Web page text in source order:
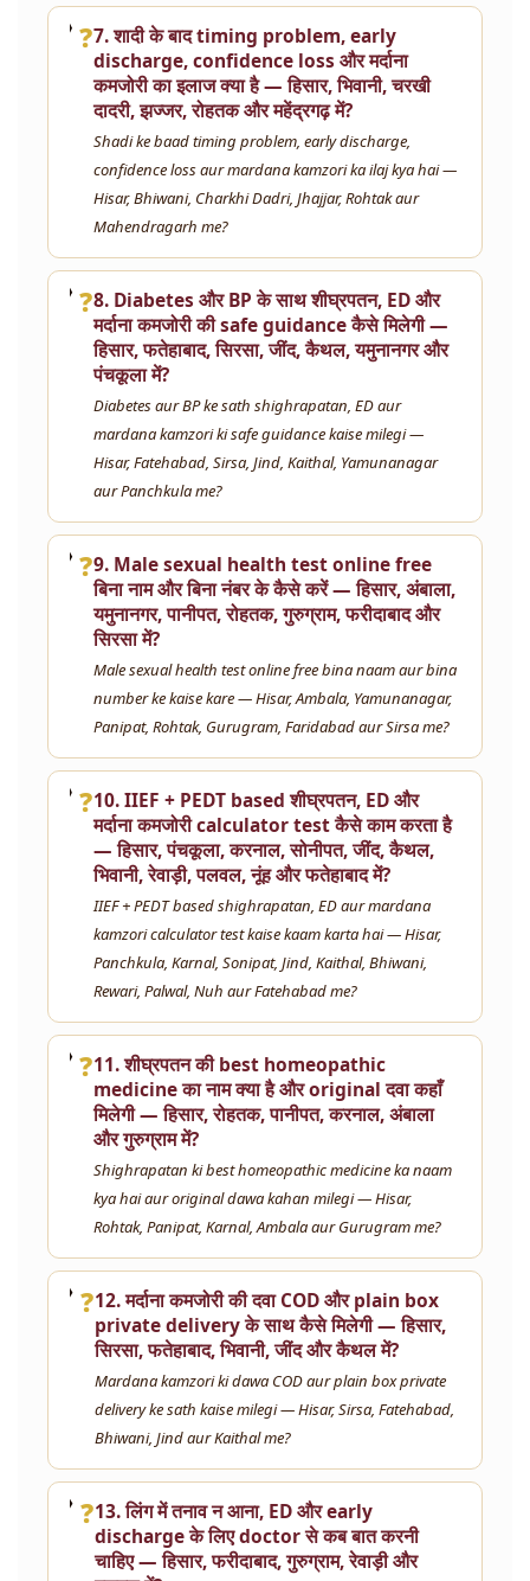
❓7. शादी के बाद timing problem, early
discharge, confidence loss और मर्दाना
कमजोरी का इलाज क्या है — हिसार, भिवानी, चरखी
दादरी, झज्जर, रोहतक और महेंद्रगढ़ में?
Shadi ke baad timing problem, early discharge,
confidence loss aur mardana kamzori ka ilaj kya hai —
Hisar, Bhiwani, Charkhi Dadri, Jhajjar, Rohtak aur
Mahendragarh me?
❓8. Diabetes और BP के साथ शीघ्रपतन, ED और
मर्दाना कमजोरी की safe guidance कैसे मिलेगी —
हिसार, फतेहाबाद, सिरसा, जींद, कैथल, यमुनानगर और
पंचकूला में?
Diabetes aur BP ke sath shighrapatan, ED aur
mardana kamzori ki safe guidance kaise milegi —
Hisar, Fatehabad, Sirsa, Jind, Kaithal, Yamunanagar
aur Panchkula me?
❓9. Male sexual health test online free
बिना नाम और बिना नंबर के कैसे करें — हिसार, अंबाला,
यमुनानगर, पानीपत, रोहतक, गुरुग्राम, फरीदाबाद और
सिरसा में?
Male sexual health test online free bina naam aur bina
number ke kaise kare — Hisar, Ambala, Yamunanagar,
Panipat, Rohtak, Gurugram, Faridabad aur Sirsa me?
❓10. IIEF + PEDT based शीघ्रपतन, ED और
मर्दाना कमजोरी calculator test कैसे काम करता है
— हिसार, पंचकूला, करनाल, सोनीपत, जींद, कैथल,
भिवानी, रेवाड़ी, पलवल, नूंह और फतेहाबाद में?
IIEF + PEDT based shighrapatan, ED aur mardana
kamzori calculator test kaise kaam karta hai — Hisar,
Panchkula, Karnal, Sonipat, Jind, Kaithal, Bhiwani,
Rewari, Palwal, Nuh aur Fatehabad me?
❓11. शीघ्रपतन की best homeopathic
medicine का नाम क्या है और original दवा कहाँ
मिलेगी — हिसार, रोहतक, पानीपत, करनाल, अंबाला
और गुरुग्राम में?
Shighrapatan ki best homeopathic medicine ka naam
kya hai aur original dawa kahan milegi — Hisar,
Rohtak, Panipat, Karnal, Ambala aur Gurugram me?
❓12. मर्दाना कमजोरी की दवा COD और plain box
private delivery के साथ कैसे मिलेगी — हिसार,
सिरसा, फतेहाबाद, भिवानी, जींद और कैथल में?
Mardana kamzori ki dawa COD aur plain box private
delivery ke sath kaise milegi — Hisar, Sirsa, Fatehabad,
Bhiwani, Jind aur Kaithal me?
❓13. लिंग में तनाव न आना, ED और early
discharge के लिए doctor से कब बात करनी
चाहिए — हिसार, फरीदाबाद, गुरुग्राम, रेवाड़ी और